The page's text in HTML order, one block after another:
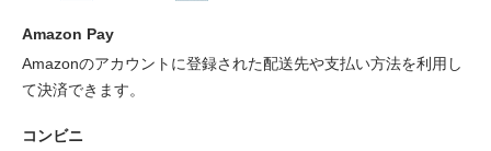
Amazon Pay
Amazonのアカウントに登録された配送先や支払い方法を利用し
て決済できます。
コンビニ